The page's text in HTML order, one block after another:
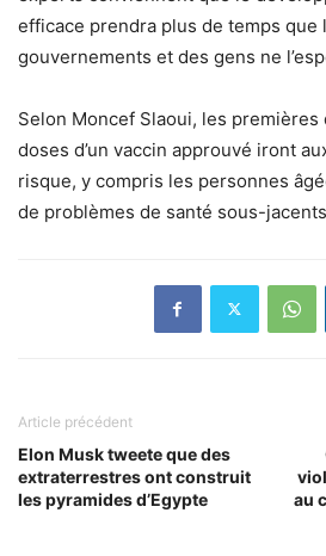
efficace prendra plus de temps que
gouvernements et des gens ne
Selon Moncef Slaoui, les
doses d’un vaccin approuvé iront
risque, y compris les personnes
de problèmes de santé sous-
Article précédent
Elon Musk tweete que des
extraterrestres ont construit
les pyramides d’Egypte
au